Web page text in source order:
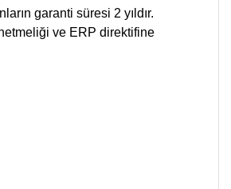
garanti süresi 2 yıldır.
ve ERP direktifine